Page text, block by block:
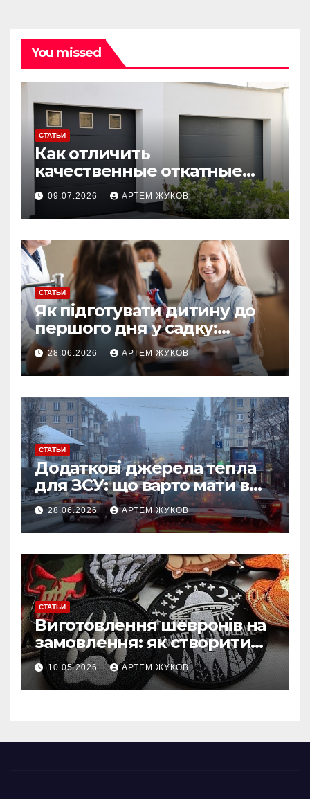
You missed
СТАТЬИ
Как отличить
качественные откатные
ворота от облегчённых
конструкций
09.07.2026 АРТЕМ ЖУКОВ
СТАТЬИ
Як підготувати дитину до
першого дня у садку:
простий план для батьків
28.06.2026 АРТЕМ ЖУКОВ
СТАТЬИ
Додаткові джерела тепла
для ЗСУ: що варто мати в
польових умовах взимку
28.06.2026 АРТЕМ ЖУКОВ
СТАТЬИ
Виготовлення шевронів на
замовлення: як створити
власний дизайн нашивки
10.05.2026 АРТЕМ ЖУКОВ